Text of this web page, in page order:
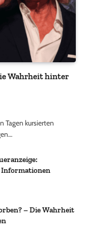
Wahrheit hinter
Tagen kursierten
– Die Wahrheit